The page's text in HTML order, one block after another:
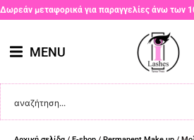
Δωρεάν μεταφορικά για παραγγελίες άνω των
MENU